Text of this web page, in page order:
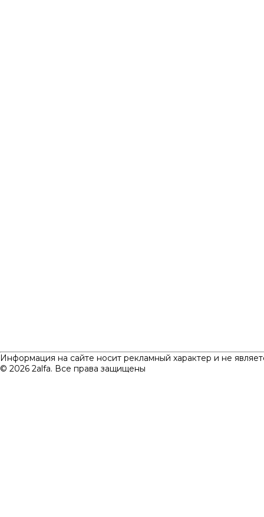
Информация на сайте носит рекламный характер и не
© 2026 2alfa. Все права защищены